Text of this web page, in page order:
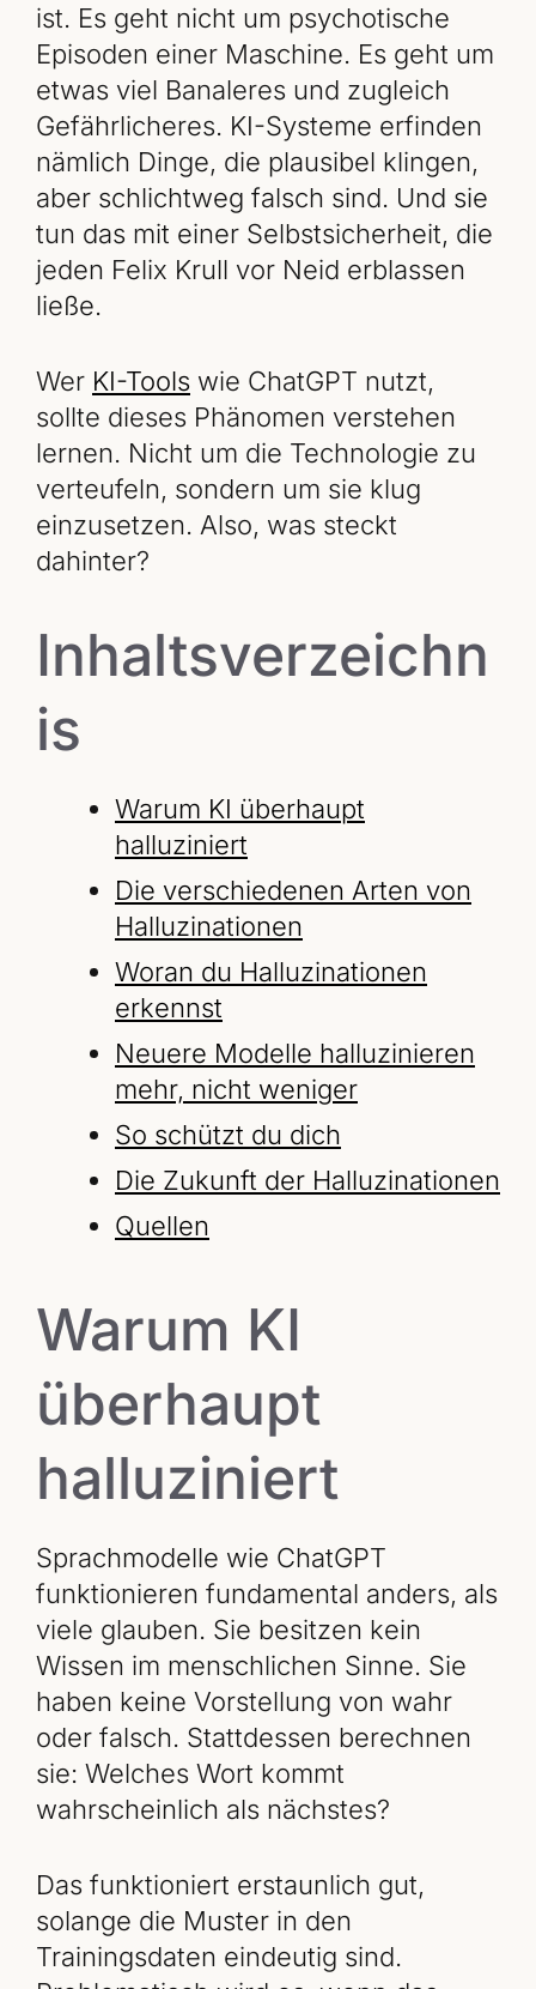
ist. Es geht nicht um psychotische
Episoden einer Maschine. Es geht um
etwas viel Banaleres und zugleich
Gefährlicheres. KI-Systeme erfinden
nämlich Dinge, die plausibel klingen,
aber schlichtweg falsch sind. Und sie
tun das mit einer Selbstsicherheit, die
jeden Felix Krull vor Neid erblassen
ließe.
Wer KI-Tools wie ChatGPT nutzt,
sollte dieses Phänomen verstehen
lernen. Nicht um die Technologie zu
verteufeln, sondern um sie klug
einzusetzen. Also, was steckt
dahinter?
Inhaltsverzeichn
is
Warum KI überhaupt
halluziniert
Die verschiedenen Arten von
Halluzinationen
Woran du Halluzinationen
erkennst
Neuere Modelle halluzinieren
mehr, nicht weniger
So schützt du dich
Die Zukunft der Halluzinationen
Quellen
Warum KI
überhaupt
halluziniert
Sprachmodelle wie ChatGPT
funktionieren fundamental anders, als
viele glauben. Sie besitzen kein
Wissen im menschlichen Sinne. Sie
haben keine Vorstellung von wahr
oder falsch. Stattdessen berechnen
sie: Welches Wort kommt
wahrscheinlich als nächstes?
Das funktioniert erstaunlich gut,
solange die Muster in den
Trainingsdaten eindeutig sind.